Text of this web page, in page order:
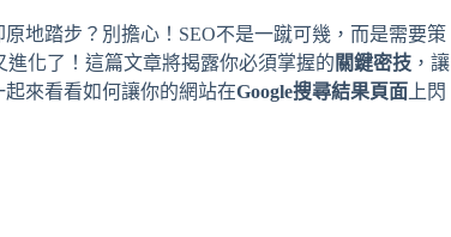
地踏步？別擔心！SEO不是一蹴可幾，而是需要策
進化了！這篇文章將揭露你必須掌握的 關鍵密技 ，讓
來看看如何讓你的網站在Google搜尋結果頁面 上閃